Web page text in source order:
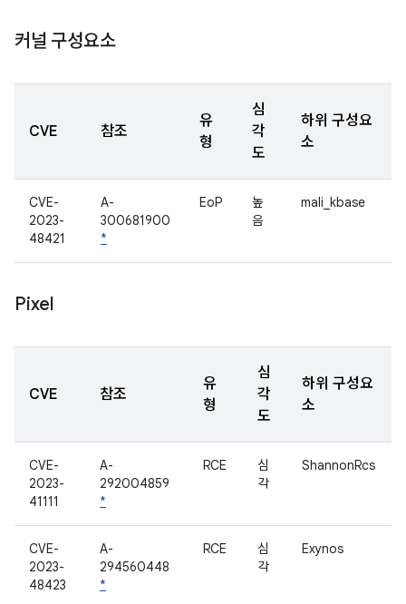
커널 구성요소
CVE 참조
유
형
심
각
도
하위 구성요
소
CVE-
2023-
48421
A-
300681900
*
EoP
높
음
mali_kbase
Pixel
CVE 참조
유
형
심
각
도
하위 구성요
소
CVE-
2023-
41111
A-
292004859
*
RCE
심
각
ShannonRcs
CVE-
2023-
48423
A-
294560448
*
RCE
심
각
Exynos